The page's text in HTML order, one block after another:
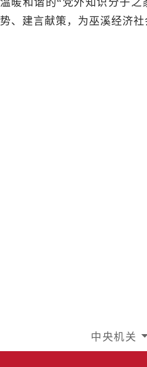
温暖和谐的“党外知识分子
势、建言献策，为巫溪经济
中央机关